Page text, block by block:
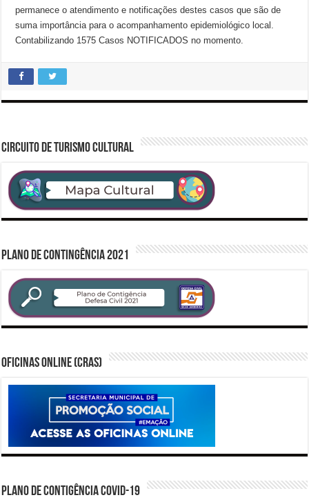
permanece o atendimento e notificações destes casos que são de
suma importância para o acompanhamento epidemiológico local.
Contabilizando 1575 Casos NOTIFICADOS no momento.
CIRCUITO DE TURISMO CULTURAL
PLANO DE CONTINGÊNCIA 2021
Oficinas Online (CRAS)
PLANO DE CONTIGÊNCIA COVID-19